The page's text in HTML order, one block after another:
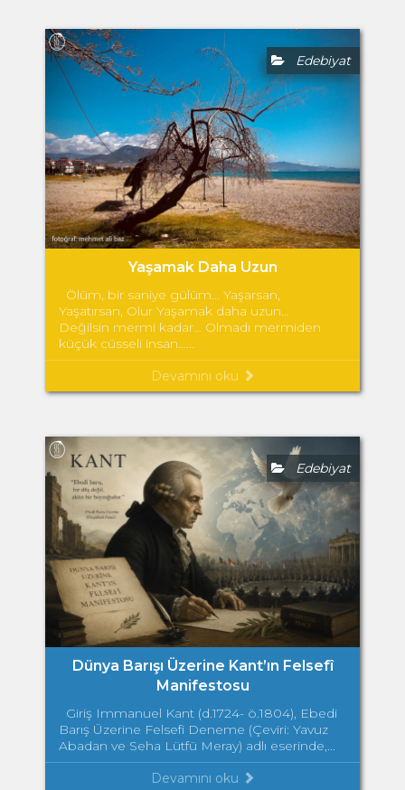
Edebiyat
Yaşamak Daha Uzun
Ölüm, bir saniye gülüm… Yaşarsan,
Yaşatırsan, Olur Yaşamak daha uzun…
Değilsin mermi kadar… Olmadı mermiden
küçük cüsseli insan…...
Devamını oku
Edebiyat
Dünya Barışı Üzerine Kant’ın Felsefî
Manifestosu
Giriş Immanuel Kant (d.1724- ö.1804), Ebedi
Barış Üzerine Felsefi Deneme (Çeviri: Yavuz
Abadan ve Seha Lütfü Meray) adlı eserinde,...
Devamını oku